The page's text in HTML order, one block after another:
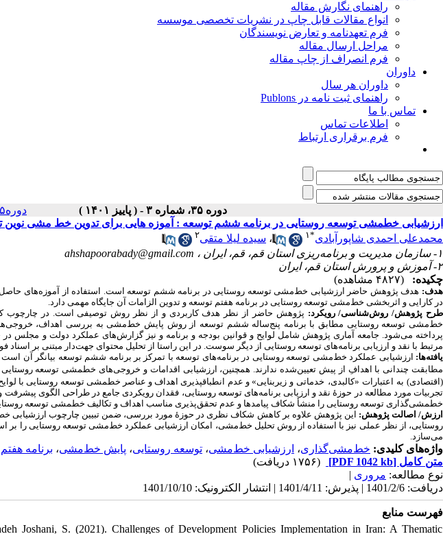
راهنمای نگارش مقاله
انواع مقالات قابل چاپ در نشریات تخصصی موسسه
فرم تعهدنامه و تعارض نویسندگان
مراحل ارسال مقاله
فرم انصراف از چاپ مقاله
داوران
داوران هر سال
راهنمای ثبت نامه در Publons
تماس با ما
اطلاعات تماس
فرم برقراری ارتباط
دوره ۳۵، شماره ۳ - ( پاییز ۱۴۰۱ ) دوره۳۵ شماره ۳ صفحات ۱۶۴-۱۲۹
ارزشیابی خطمشی توسعه روستایی در برنامه ششم توسعه : آموزه هایی برای تدوین خط مشی نوین
محمدعلی احمدی شاپورآبادی*۱ ، سیده لیلا متقی۲
۱- سازمان مدیریت و برنامه‌ریزی استان قم، قم، ایران ،
ahshapoorabady@gmail.com
۲- آموزش و پرورش استان قم، ایران
چکیده:
(۴۸۲۷ مشاهده)
هدف: هدف پژوهش حاضر ارزشیابی خط‌مشی‌ توسعه روستایی در برنامه ششم توسعه است. استفاده از آموزه‌های حاصل
در کارایی و اثربخشی خطمشی توسعه روستایی در برنامه هفتم توسعه و تدوین الزامات آن جایگاه مهمی دارد.
طرح پژوهش/ روش‏‌شناسی/ رویکرد: پژوهش حاضر از نظر هدف کاربردی و از نظر روش توصیفی است. در چارچوب
خط‌مشی‌ توسعه روستایی مطابق با برنامه‌ پنج‌ساله ششم توسعه از روش پایش خط‌مشی به بررسی اهداف، خروجی
پرداخته میشود. جامعه آماری پژوهش شامل لوایح و قوانین بودجه و برنامه و نیز گزارش‌های عملکرد دولت و مجلس
مرتبط با نقد و ارزیابی برنامه‌­های توسعه روستایی از دیگر سوست. در این راستا از تحلیل محتوای جهت‌دار مبتنی بر
یافته­‌ها: ارزشیابی عملکرد خط‌مشی‌ توسعه روستایی در برنامه­‌های توسعه با تمرکز بر برنامه ششم توسعه بیانگر آن
مطابقت چندانی با اهدافِ از پیش تعیینشده ندارند. همچنین، ارزشیابی اقدامات و خروجی­‌های خط­مشی توسعه روستایی
(اقتصادی) به اعتبارات «کالبدی، خدماتی و زیربنایی» و عدم انطباق­پذیری اهداف و عناصر خط­مشی توسعه روستایی با
تجربیات مورد مطالعه در حوزۀ نقد و ارزیابی برنامه­‌های توسعه روستایی، فقدان رویکردی جامع در طراحی الگوی
خط­مشی­‌گذاری توسعه روستایی را منشأ شکاف پیامدها و عدم تحقق‌پذیری مناسب اهداف و تکالیف خط­مشی توسعه
ارزش/ اصالت پژوهش: این پژوهش علاوه بر کاهش شکاف نظری در حوزۀ مورد بررسی، ضمن تبیین چارچوب ارزشیابی
روستایی، از نظر عملی نیز با استفاده از روش تحلیل خط‌مشی، امکان ارزشیابی عملکرد خط‌مشی‌ توسعه روستایی را بر
میسازد.
واژه‌های کلیدی: خط‌مشی‌گذاری، ارزشیابی خط‌مشی، توسعه روستایی، پایش خط‌مشی، برنامه
متن کامل [PDF 1042 kb]
(۱۷۵۶ دریافت)
نوع مطالعه: مروری |
دریافت: 1401/2/6 | پذیرش: 1401/4/11 | انتشار الکترونیک: 1401/10/10
فهرست منابع
Joshani, S. (2021). Challenges of Development Policies Implementation in Iran: A Thematic